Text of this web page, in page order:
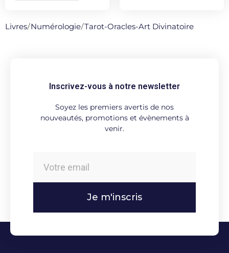
Livres/Numérologie/Tarot-Oracles-Art Divinatoire
Inscrivez-vous à notre newsletter
Soyez les premiers avertis de nos
nouveautés, promotions et évènements à
venir.
Je m'inscris